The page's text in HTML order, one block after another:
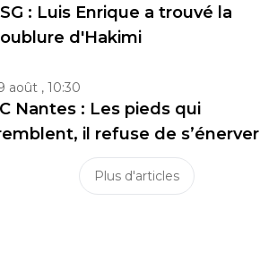
: Luis Enrique a trouvé la
d'Hakimi
août , 10:30
Nantes : Les pieds qui
il refuse de s’énerver
Plus d'articles